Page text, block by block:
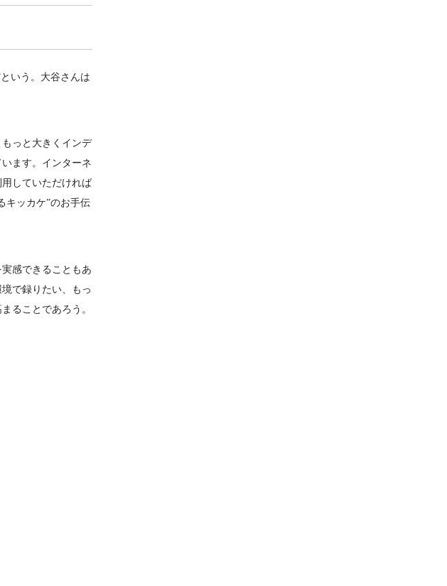
いう。大谷さんは
っと大きくインデ
ます。インターネ
していただければ
キッカケ”のお手伝
感できることもあ
で録りたい、もっ
ることであろう。